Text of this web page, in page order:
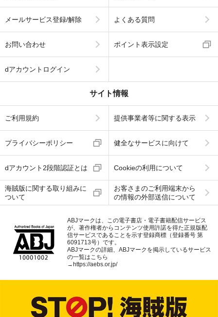
メールサービス登録/解除 よくある質問
お問い合わせ ポイント表示設定
dアカウントログイン
サイト情報
ご利用規約 提供事業者等に関する表示
プライバシーポリシー 健全なサービスに向けて
dアカウント2段階認証とは Cookieの利用について
海賊版に関する取り組みに
ついて
お客さまのご利用端末から
の情報の外部送信について
ABJマークは、この電子書店・電子書籍配信サービス
が、著作権者からコンテンツ使用許諾を得た正規版配
信サービスであることを示す登録商標（登録番号 第
6091713号）です。
ABJマークの詳細、ABJマークを掲示しているサービス
の一覧はこちら
→https://aebs.or.jp/